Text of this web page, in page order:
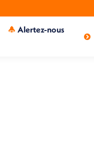
Alertez-nous